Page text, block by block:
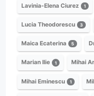
Lavinia-Elena Ciurez 1
Lucia Theodorescu 3
Maica Ecaterina 5
Marian Ilie 1 Mihai
Mihai Eminescu 1